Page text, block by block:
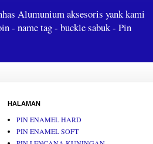
Alumunium aksesoris yank kami
- name tag - buckle sabuk - Pin
HALAMAN
PIN ENAMEL HARD
PIN ENAMEL SOFT